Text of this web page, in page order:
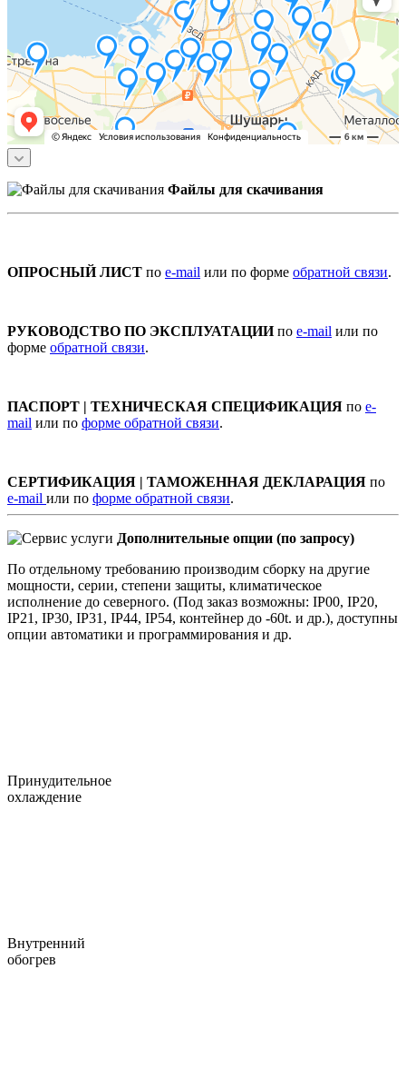
Файлы для скачивания
ОПРОСНЫЙ ЛИСТ по e-mail или по форме обратной связи.
РУКОВОДСТВО ПО ЭКСПЛУАТАЦИИпо e-mail или по
форме обратной связи.
ПАСПОРТ | ТЕХНИЧЕСКАЯ СПЕЦИФИКАЦИЯ по e-
mail или по форме обратной связи.
СЕРТИФИКАЦИЯ | ТАМОЖЕННАЯ ДЕКЛАРАЦИЯ по
e-mail или по форме обратной связи.
Дополнительные опции (по запросу)
По отдельному требованию производим сборку на другие
мощности, серии, степени защиты, климатическое
исполнение до северного. (Под заказ возможны: IP00, IP20,
IP21, IP30, IP31, IP44, IP54, контейнер до -60t. и др.), доступны
опции автоматики и программирования и др.
Принудительное
охлаждение
Внутренний
обогрев